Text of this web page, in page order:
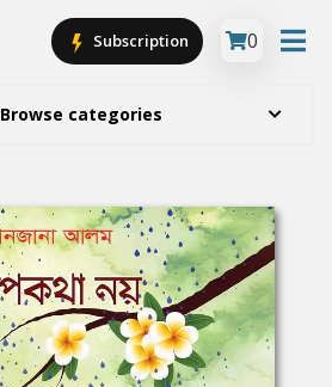
Browse categories
Subscription 0